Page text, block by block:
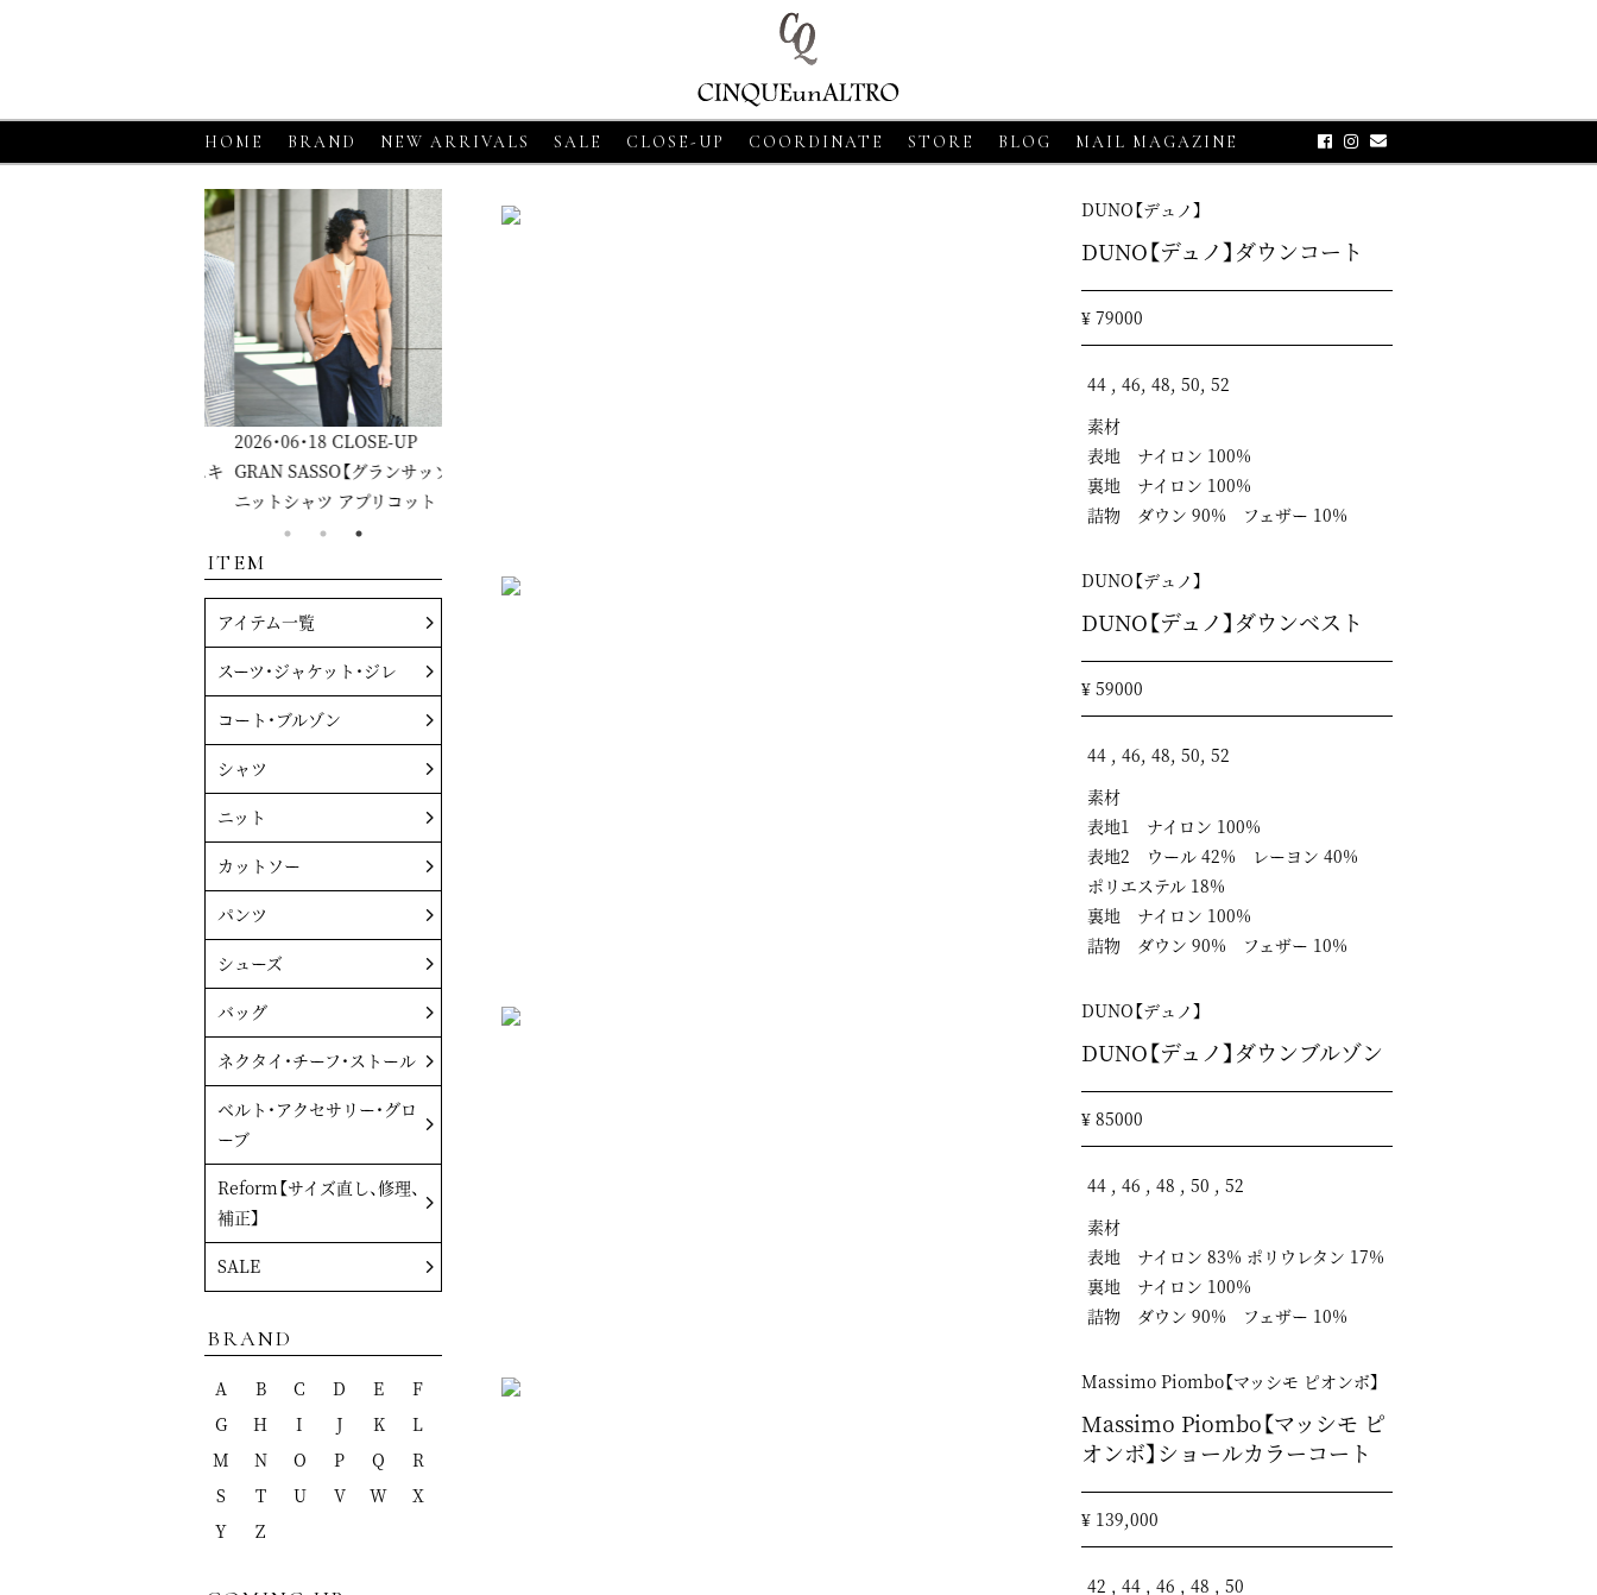
HOME BRAND NEW ARRIVALS SALE CLOSE-UP COORDINATE STORE BLOG MAIL MAGAZINE
DUNO【デュノ】
DUNO【デュノ】ダウンコート
¥ 79000
44 , 46, 48, 50, 52
素材
表地 ナイロン 100%
裏地 ナイロン 100%
詰物 ダウン 90% フェザー 10%
DUNO【デュノ】
DUNO【デュノ】ダウンベスト
¥ 59000
44 , 46, 48, 50, 52
素材
表地1 ナイロン 100%
表地2 ウール 42% レーヨン 40%
ポリエステル 18%
裏地 ナイロン 100%
詰物 ダウン 90% フェザー 10%
DUNO【デュノ】
DUNO【デュノ】ダウンブルゾン
¥ 85000
44 , 46 , 48 , 50 , 52
素材
表地 ナイロン 83% ポリウレタン 17%
裏地 ナイロン 100%
詰物 ダウン 90% フェザー 10%
Massimo Piombo【マッシモ ピオンボ】
Massimo Piombo【マッシモ ピ
オンボ】ショールカラーコート
¥ 139,000
42 , 44 , 46 , 48 , 50
2026・06・18 CLOSE-UP
GRAN SASSO【グランサッソ】
ニットシャツ アプリコット
CLOSE-UP
GRAN SASSO【グランサッソ】
ニットシャツ アプリコット
ITEM
アイテム一覧
スーツ・ジャケット・ジレ
コート・ブルゾン
シャツ
ニット
カットソー
パンツ
シューズ
バッグ
ネクタイ・チーフ・ストール
ベルト・アクセサリー・グロ
ーブ
Reform【サイズ直し、修理、
補正】
SALE
BRAND
A B C D E
F
G
H I J K
L
M
N O P Q
R
S
T U V W
X
Y
Z